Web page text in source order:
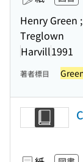
Henry
Treglown
Harvill1991
著者標目